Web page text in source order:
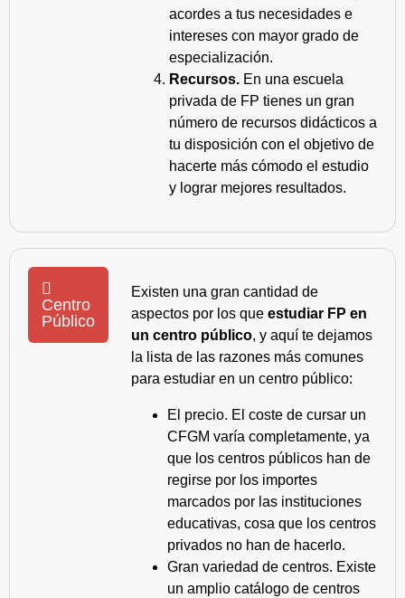
acordes a tus necesidades e
intereses con mayor grado de
especialización.
Recursos. En una escuela
privada de FP tienes un gran
número de recursos didácticos a
tu disposición con el objetivo de
hacerte más cómodo el estudio
y lograr mejores resultados.
Centro
Público
Existen una gran cantidad de
aspectos por los que estudiar FP en
un centro público, y aquí te dejamos
la lista de las razones más comunes
para estudiar en un centro público:
El precio. El coste de cursar un
CFGM varía completamente, ya
que los centros públicos han de
regirse por los importes
marcados por las instituciones
educativas, cosa que los centros
privados no han de hacerlo.
Gran variedad de centros. Existe
un amplio catálogo de centros